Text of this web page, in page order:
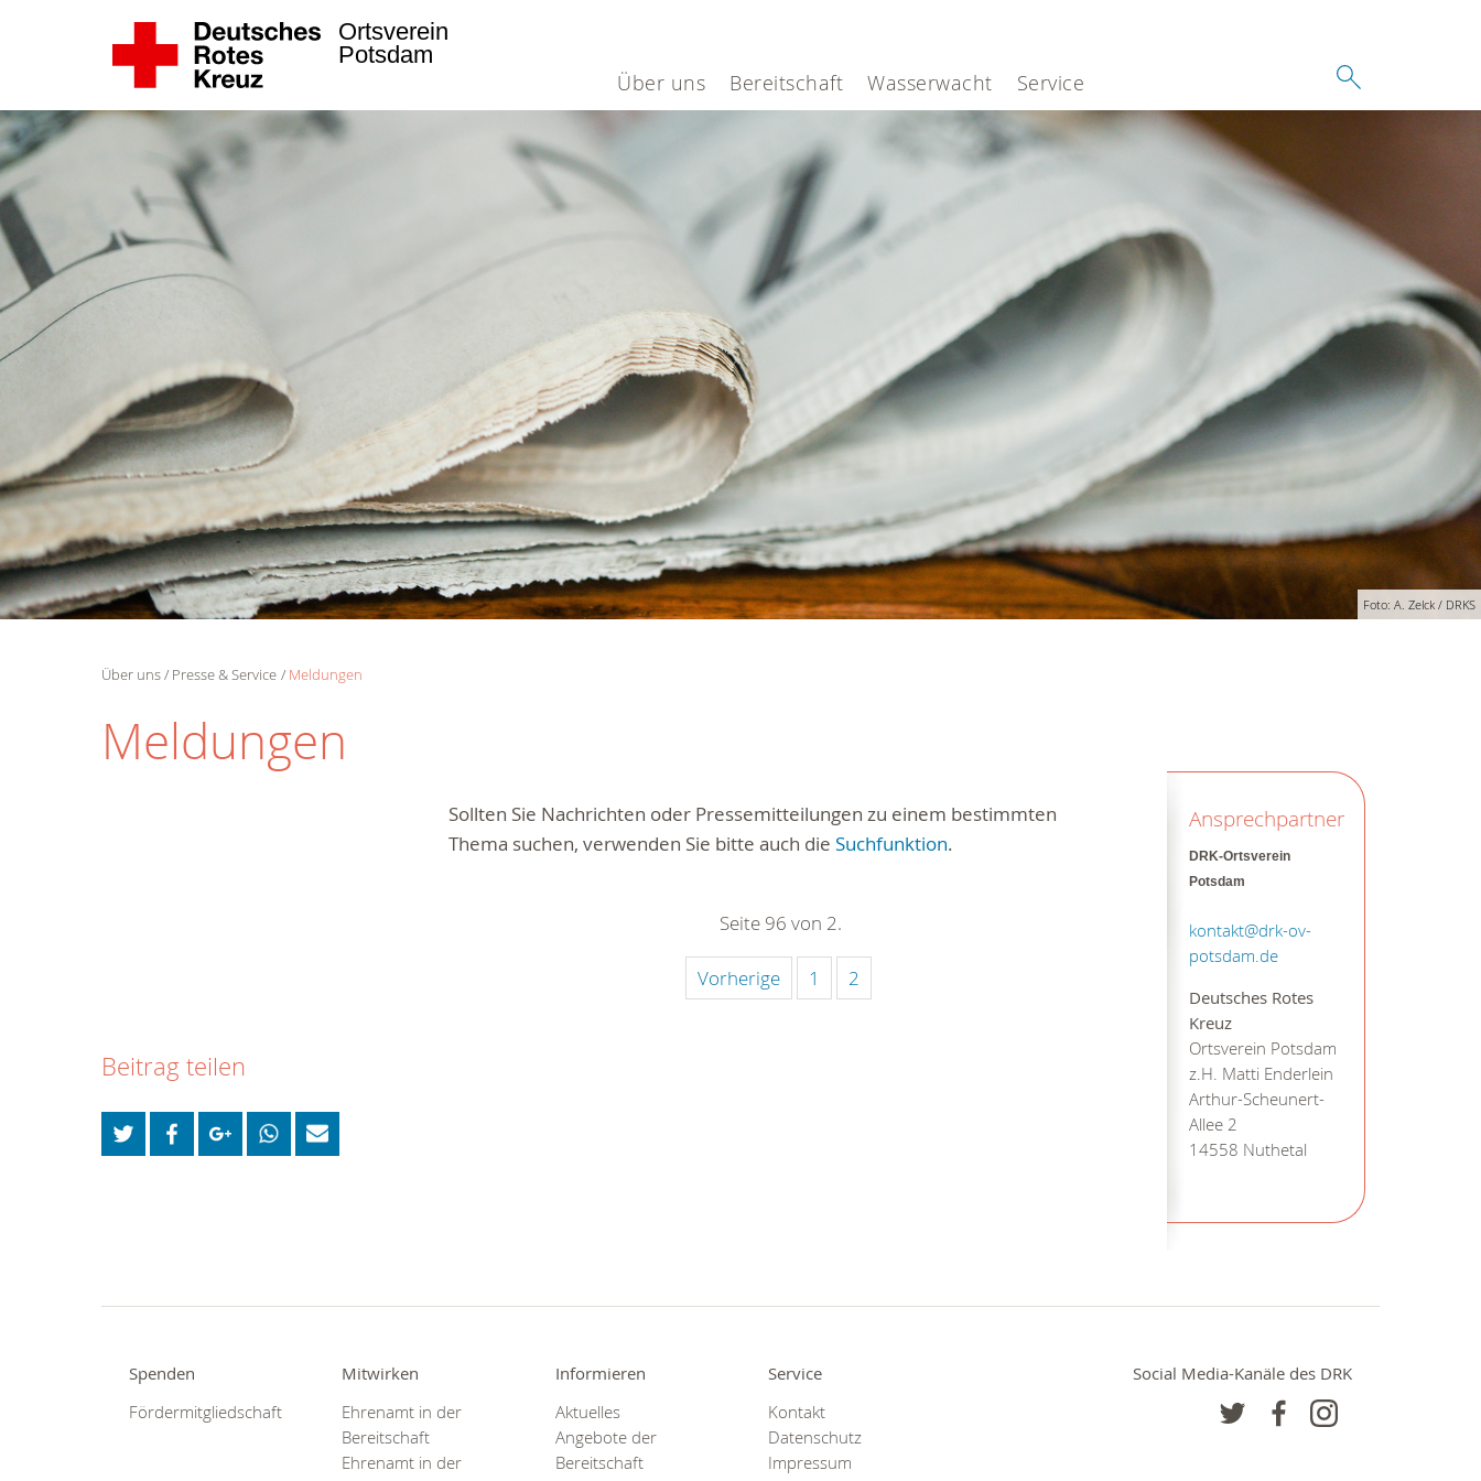
Über uns Bereitschaft Wasserwacht Service
Ortsverein
Potsdam
Foto: A. Zelck / DRKS
Über uns Presse & Service Meldungen
Meldungen
Ansprechpartner
DRK-Ortsverein
Potsdam
kontakt@drk-ov-
potsdam.de
Deutsches Rotes
Kreuz
Ortsverein Potsdam
z.H. Matti Enderlein
Arthur-Scheunert-
Allee 2
14558 Nuthetal
Sollten Sie Nachrichten oder Pressemitteilungen zu einem bestimmten
Thema suchen, verwenden Sie bitte auch die Suchfunktion.
Seite 96 von 2.
Vorherige 1 2
Beitrag teilen
Spenden
Fördermitgliedschaft
Mitwirken
Ehrenamt in der
Bereitschaft
Ehrenamt in der
Informieren
Aktuelles
Angebote der
Bereitschaft
Service
Kontakt
Datenschutz
Impressum
Social Media-Kanäle des DRK